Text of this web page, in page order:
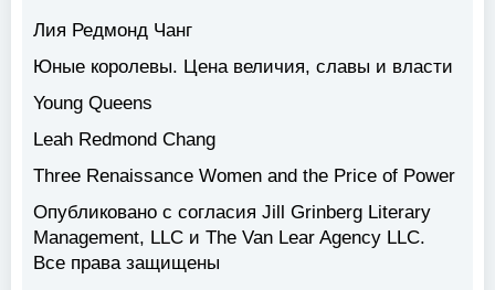
Лия Редмонд Чанг
Юные королевы. Цена величия, славы и власти
Young Queens
Leah Redmond Chang
Three Renaissance Women and the Price of Power
Опубликовано с согласия Jill Grinberg Literary
Management, LLC и The Van Lear Agency LLC.
Все права защищены